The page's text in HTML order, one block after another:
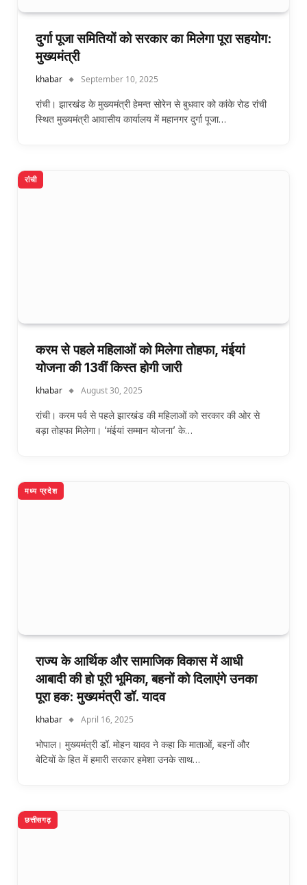
दुर्गा पूजा समितियों को सरकार का मिलेगा पूरा सहयोग:
मुख्यमंत्री
khabar September 10, 2025
रांची। झारखंड के मुख्यमंत्री हेमन्त सोरेन से बुधवार को कांके रोड रांची
स्थित मुख्यमंत्री आवासीय कार्यालय में महानगर दुर्गा पूजा…
रांची
करम से पहले महिलाओं को मिलेगा तोहफा, मंईयां
योजना की 13वीं किस्त होगी जारी
khabar August 30, 2025
रांची। करम पर्व से पहले झारखंड की महिलाओं को सरकार की ओर से
बड़ा तोहफा मिलेगा। ‘मंईयां सम्मान योजना’ के…
मध्य प्रदेश
राज्य के आर्थिक और सामाजिक विकास में आधी
आबादी की हो पूरी भूमिका, बहनों को दिलाएंगे उनका
पूरा हक: मुख्यमंत्री डॉ. यादव
khabar April 16, 2025
भोपाल। मुख्यमंत्री डॉ. मोहन यादव ने कहा कि माताओं, बहनों और
बेटियों के हित में हमारी सरकार हमेशा उनके साथ…
छत्तीसगढ़